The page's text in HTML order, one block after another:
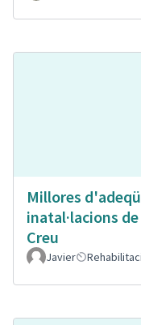
Millores
inatal·lacions
Creu
Javier